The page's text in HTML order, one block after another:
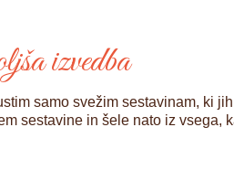
izvedba
samo svežim sestavinam, ki
sestavine in šele nato iz vsega,